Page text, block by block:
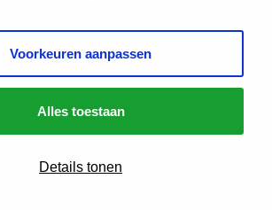
Voorkeuren aanpassen
Alles toestaan
Details tonen
Terug naar het overzicht